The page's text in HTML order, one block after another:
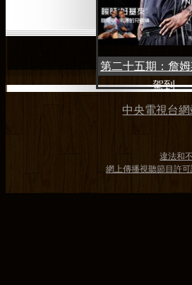
第二十五期：詹
駕到
中央電視台網
違法和
網上傳播視聽節目許可